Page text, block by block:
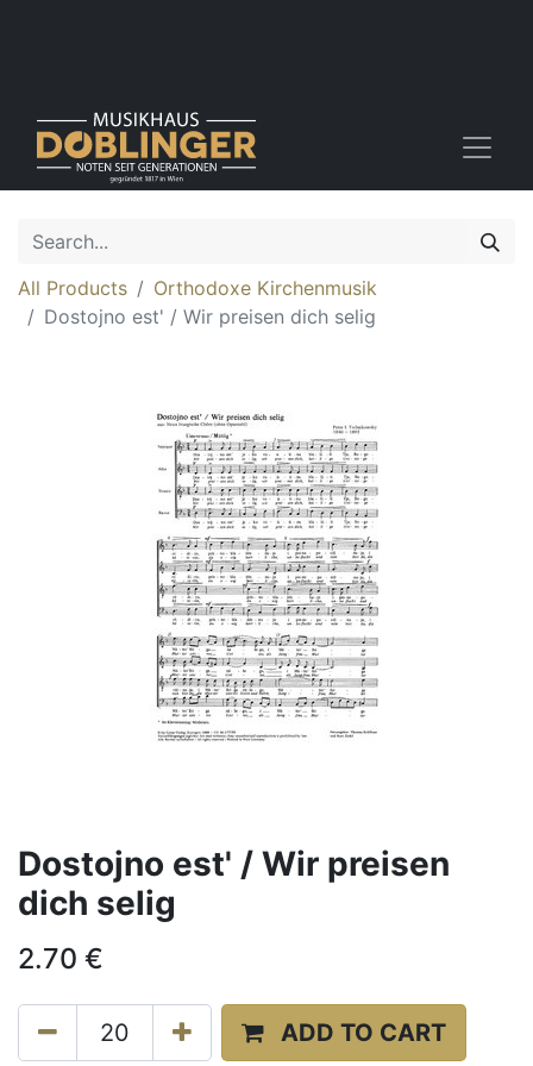
All Products
Orthodoxe Kirchenmusik
Dostojno est' / Wir preisen dich selig
Dostojno est' / Wir preisen
dich selig
2.70 €
ADD TO CART